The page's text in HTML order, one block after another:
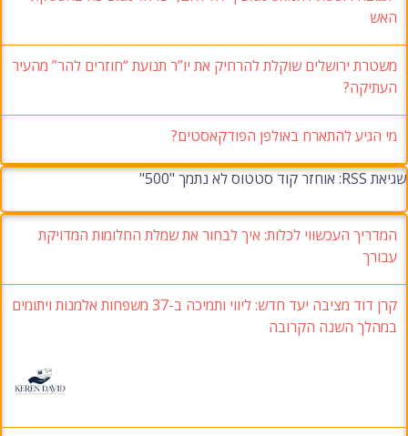
האש
משטרת ירושלים שוקלת להרחיק את יו”ר תנועת “חוזרים להר” מהעיר
העתיקה?
מי הגיע להתארח באולפן הפודקאסטים?
שגיאת RSS: אוחזר קוד סטטוס לא נתמך "500"
המדריך העכשווי לכלות: איך לבחור את שמלת החלומות המדויקת
עבורך
קרן דוד מציבה יעד חדש: ליווי ותמיכה ב-37 משפחות אלמנות ויתומים
במהלך השנה הקרובה